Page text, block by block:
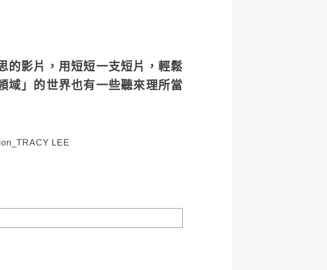
影片，用短短一支短片，輕鬆
域」的世界也有一些聽來理所當
LEE